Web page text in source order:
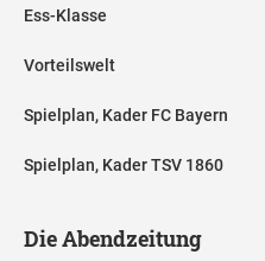
Ess-Klasse
Vorteilswelt
Spielplan, Kader FC Bayern
Spielplan, Kader TSV 1860
Die Abendzeitung